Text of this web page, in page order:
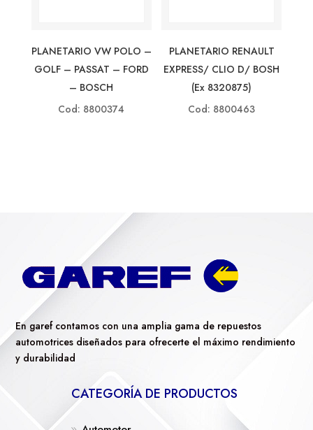
PLANETARIO VW POLO –
GOLF – PASSAT – FORD
– BOSCH
Cod: 8800374
PLANETARIO RENAULT
EXPRESS/ CLIO D/ BOSH
(ex 8320875)
Cod: 8800463
En garef contamos con una amplia gama de repuestos
automotrices diseñados para ofrecerte el máximo rendimiento
y durabilidad
CATEGORÍA DE PRODUCTOS